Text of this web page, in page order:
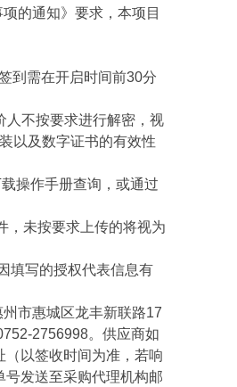
的通知》要求，本项目
到需在开启时间前30分
不按要求进行解密，视
以及数字证书的有效性
操作手册查询，或通过
未按要求上传的将视为
填写的授权代表信息有
市惠城区龙丰新联路17
2756998。供应商如
以签收时间为准，若响
发送至采购代理机构邮